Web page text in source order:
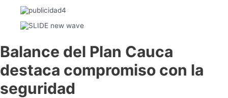
Balance del Plan Cauca
destaca compromiso con la
seguridad